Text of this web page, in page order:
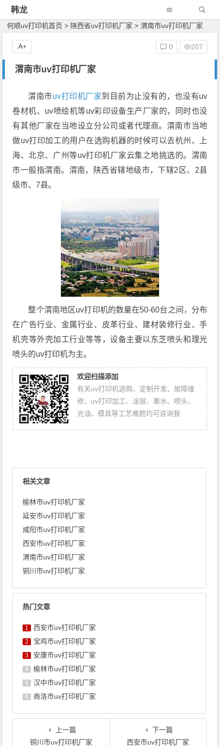
韩龙
何顺uv打印机首页 > 陕西省uv打印机厂家 > 渭南市uv打印机厂家
渭南市uv打印机厂家
0 207
A+
渭南市uv打印机厂家到目前为止没有的，也没有uv
卷材机、uv喷绘机等uv彩印设备生产厂家的，同时也没
有其他厂家在当地设立分公司或者代理商。渭南市当地
做uv打印加工的用户在选购机器的时候可以去杭州、上
海、北京、广州等uv打印机厂家云集之地挑选的。渭南
市一般指渭南。渭南，陕西省辖地级市，下辖2区、2县
级市、7县。
整个渭南地区uv打印机的数量在50-60台之间，分布
在广告行业、金属行业、皮革行业、建材装修行业、手
机壳等外壳加工行业等等，设备主要以东芝喷头和理光
喷头的uv打印机为主。
欢迎扫描添加
有关uv打印机选购、定制开发、故障维
修、uv打印加工、涂层、墨水、喷头、
光油、模具等工艺难题均可咨询我
相关文章
榆林市uv打印机厂家
延安市uv打印机厂家
咸阳市uv打印机厂家
西安市uv打印机厂家
渭南市uv打印机厂家
铜川市uv打印机厂家
热门文章
1 西安市uv打印机厂家
2 宝鸡市uv打印机厂家
3 安康市uv打印机厂家
4 榆林市uv打印机厂家
5 汉中市uv打印机厂家
6 商洛市uv打印机厂家
上一篇
铜川市uv打印机厂家
下一篇
西安市uv打印机厂家